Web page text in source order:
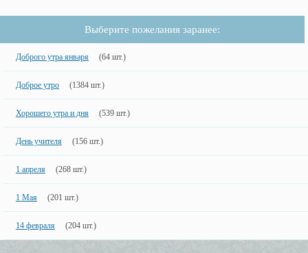
Выберите пожелания заранее:
Доброго утра января (64 шт.)
Доброе утро (1384 шт.)
Хорошего утра и дня (539 шт.)
День учителя (156 шт.)
1 апреля (268 шт.)
1 Мая (201 шт.)
14 февраля (204 шт.)